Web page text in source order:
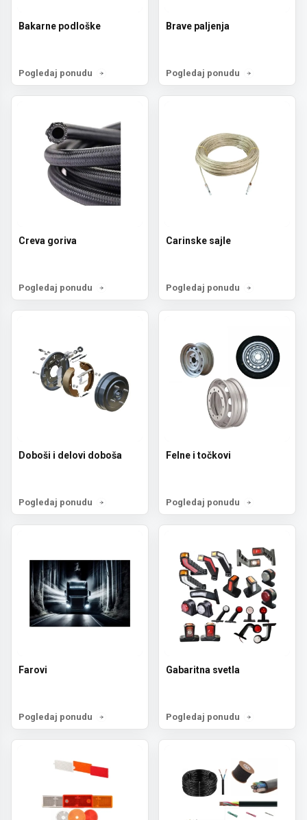
Bakarne podloške
Pogledaj ponudu
Brave paljenja
Pogledaj ponudu
Creva goriva
Pogledaj ponudu
Carinske sajle
Pogledaj ponudu
Doboši i delovi doboša
Pogledaj ponudu
Felne i točkovi
Pogledaj ponudu
Farovi
Pogledaj ponudu
Gabaritna svetla
Pogledaj ponudu